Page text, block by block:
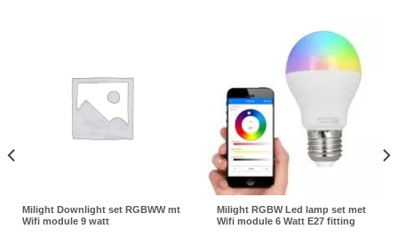
Milight Downlight set RGBWW mt
Wifi module 9 watt
Milight RGBW Led lamp set met
Wifi module 6 Watt E27 fitting